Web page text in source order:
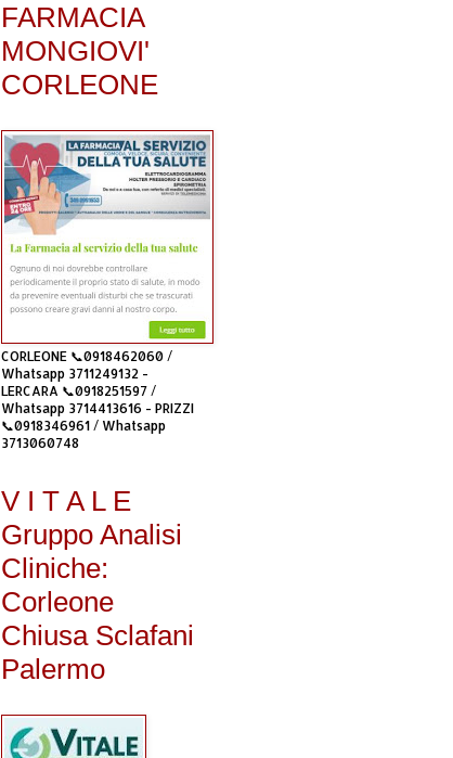
FARMACIA
MONGIOVI'
CORLEONE
CORLEONE 📞0918462060 /
Whatsapp 3711249132 -
LERCARA 📞0918251597 /
Whatsapp 3714413616 - PRIZZI
📞0918346961 / Whatsapp
3713060748
V I T A L E
Gruppo Analisi
Cliniche:
Corleone
Chiusa Sclafani
Palermo